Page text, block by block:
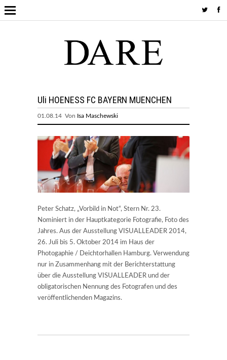
Uli HOENESS FC BAYERN MUENCHEN
01.08.14 Von Isa Maschewski
Peter Schatz, „Vorbild in Not“, Stern Nr. 23.
Nominiert in der Hauptkategorie Fotografie, Foto des
Jahres. Aus der Ausstellung VISUALLEADER 2014,
26. Juli bis 5. Oktober 2014 im Haus der
Photogaphie / Deichtorhallen Hamburg. Verwendung
nur in Zusammenhang mit der Berichterstattung
über die Ausstellung VISUALLEADER und der
obligatorischen Nennung des Fotografen und des
veröffentlichenden Magazins.